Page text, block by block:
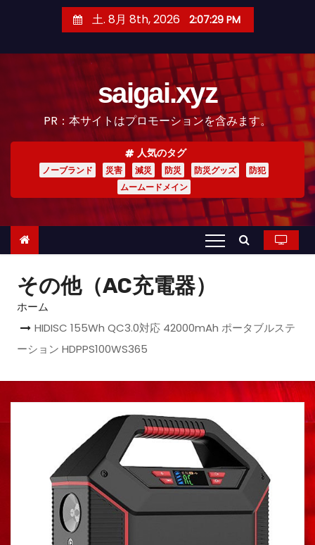
土. 8月 8th, 2026 2:07:31 PM
saigai.xyz
PR：本サイトはプロモーションを含みます。
人気のタグ
ノーブランド 災害 減災 防災 防災グッズ
防犯
ムームードメイン
その他（AC充電器）
ホーム
HIDISC 155Wh QC3.0対応 42000mAh ポータブルステ
ーション HDPPS100WS365